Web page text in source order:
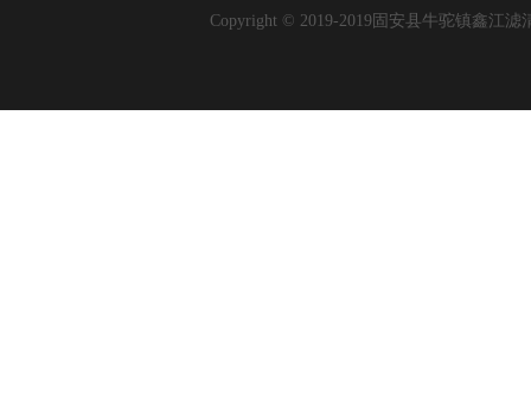
Copyright © 2019-2019 固安县牛驼镇鑫江滤